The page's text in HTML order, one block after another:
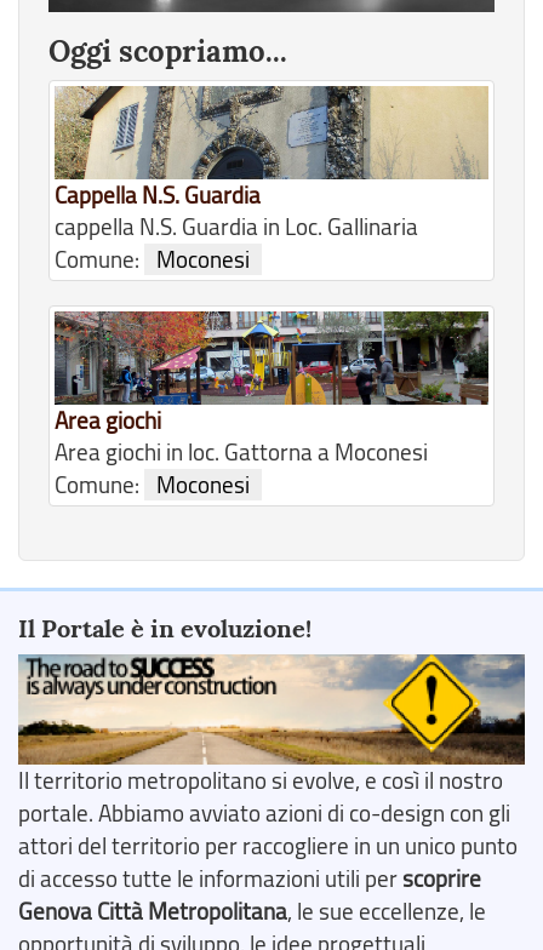
Oggi scopriamo...
Cappella N.S. Guardia
cappella N.S. Guardia in Loc. Gallinaria
Comune:
Moconesi
Area giochi
Area giochi in loc. Gattorna a Moconesi
Comune:
Moconesi
Il Portale è in evoluzione!
Il territorio metropolitano si evolve, e così il nostro
portale. Abbiamo avviato azioni di co-design con gli
attori del territorio per raccogliere in un unico punto
di accesso tutte le informazioni utili perscoprire
Genova Città Metropolitana, le sue eccellenze, le
opportunità di sviluppo, le idee progettuali